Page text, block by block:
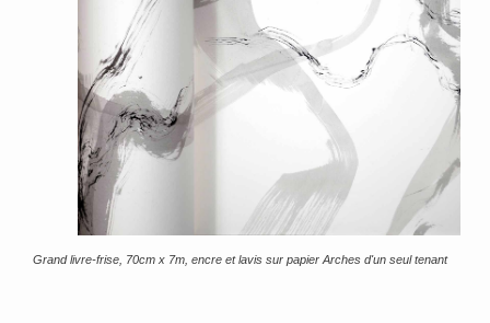
Grand livre-frise, 70cm x 7m, encre et lavis sur papier Arches d'un seul tenant